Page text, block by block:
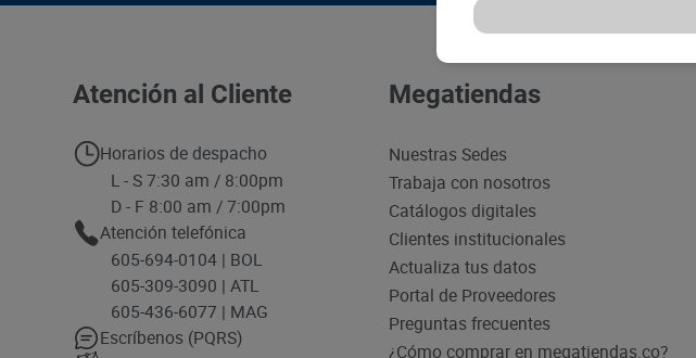
Atención al Cliente
Horarios de despacho
L - S 7:30 am / 8:00pm
D - F 8:00 am / 7:00pm
Atención telefónica
605-694-0104 | BOL
605-309-3090 | ATL
605-436-6077 | MAG
Escríbenos (PQRS)
Megatiendas
Nuestras Sedes
Trabaja con nosotros
Catálogos digitales
Clientes institucionales
Actualiza tus datos
Portal de Proveedores
Preguntas frecuentes
¿Cómo comprar en megatiendas.co?